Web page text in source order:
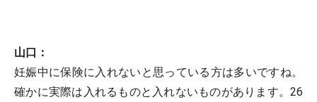
山口：
妊娠中に保険に入れないと思っている方は多いですね。
確かに実際は入れるものと入れないものがあります。26